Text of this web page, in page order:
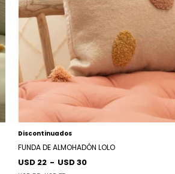
Discontinuados
FUNDA DE ALMOHADÓN LOLO
USD 22 - USD 30